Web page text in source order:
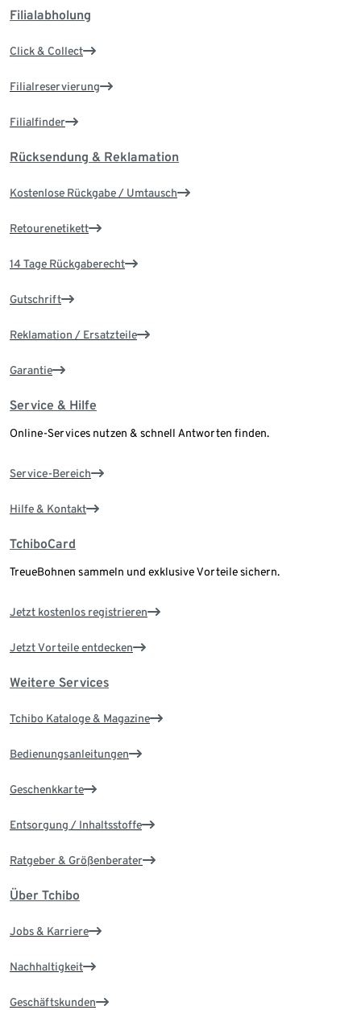
Filialabholung
Click & Collect
Filialreservierung
Filialfinder
Rücksendung & Reklamation
Kostenlose Rückgabe / Umtausch
Retourenetikett
14 Tage Rückgaberecht
Gutschrift
Reklamation / Ersatzteile
Garantie
Service & Hilfe
Online-Services nutzen & schnell Antworten finden.
Service-Bereich
Hilfe & Kontakt
TchiboCard
TreueBohnen sammeln und exklusive Vorteile sichern.
Jetzt kostenlos registrieren
Jetzt Vorteile entdecken
Weitere Services
Tchibo Kataloge & Magazine
Bedienungsanleitungen
Geschenkkarte
Entsorgung / Inhaltsstoffe
Ratgeber & Größenberater
Über Tchibo
Jobs & Karriere
Nachhaltigkeit
Geschäftskunden